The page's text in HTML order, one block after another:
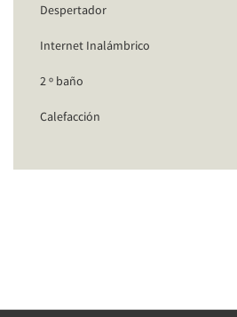
Despertador
Internet Inalámbrico
2 º baño
Calefacción